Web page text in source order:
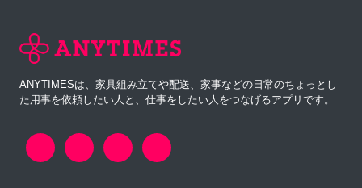
ANYTIMESは、家具組み立てや配送、家事などの日常のちょっとし
た用事を依頼したい人と、仕事をしたい人をつなげるアプリです。